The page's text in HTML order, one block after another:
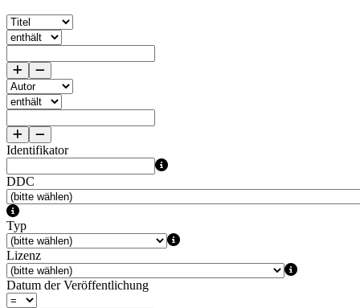
Identifikator
DDC
Typ
Lizenz
Datum der Veröffentlichung